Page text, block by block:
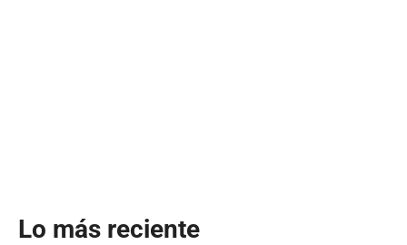
Lo más reciente